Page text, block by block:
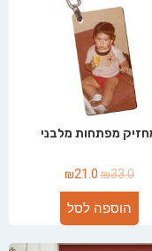
מפתחות מלבני
₪33.0
₪21.0
הוספה לסל